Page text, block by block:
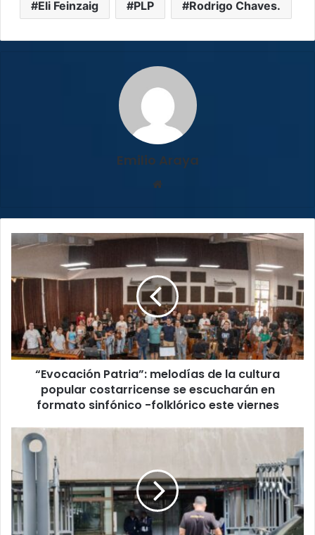
Eli Feinzaig PLP Rodrigo Chaves.
Emilio Araya
“Evocación
de
cultura
popular
costarricense
se
escucharán
formato
folklórico
viernes
“Evocación Patria”: melodías de la cultura
popular costarricense se escucharán en
formato sinfónico -folklórico este viernes
Funcionario
CCSS
borró
más
de